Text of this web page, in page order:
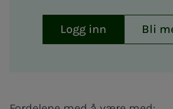
Logg inn Bli